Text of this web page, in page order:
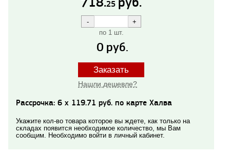
25
по 1 шт.
0 руб.
Заказать
Нашли дешевле?
Рассрочка: 6 x 119.71 руб. по карте Халва
Укажите кол-во товара которое вы ждете, как только на
складах появится необходимое количество, мы Вам
сообщим. Необходимо войти в личный кабинет.